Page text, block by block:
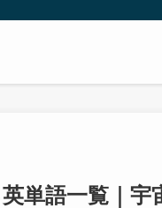
単語一覧｜